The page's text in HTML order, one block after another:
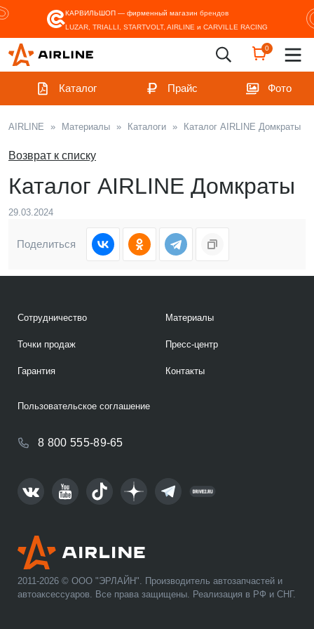
КАРВИЛЬШОП — фирменный магазин брендов
LUZAR, TRIALLI, STARTVOLT, AIRLINE и CARVILLE RACING
0
Каталог Прайс Фото
AIRLINE » Материалы » Каталоги » Каталог AIRLINE Домкраты
Возврат к списку
Каталог AIRLINE Домкраты
29.03.2024
Поделиться
2011-2026 © ООО "ЭРЛАЙН". Производитель автозапчастей и
автоаксессуаров. Все права защищены. Реализация в РФ и СНГ.
Сотрудничество
Точки продаж
Гарантия
Материалы
Пресс-центр
Контакты
8 800 555-89-65
Пользовательское соглашение